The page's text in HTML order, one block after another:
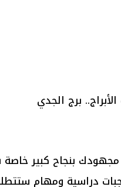
.. برج الجدي
بنجاح كبير
دراسية ومهام